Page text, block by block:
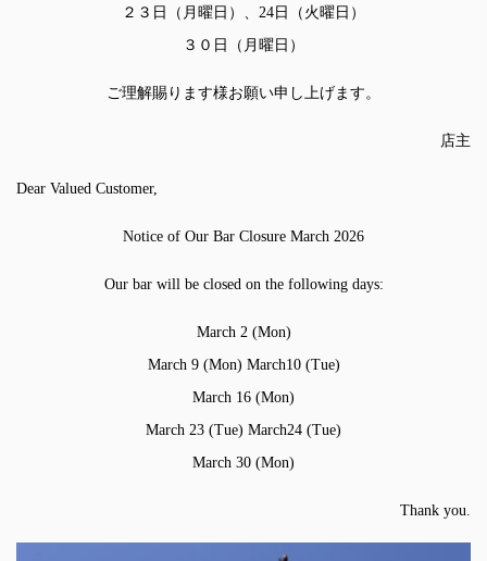
２３日（月曜日）、24日（火曜日）
３０日（月曜日）
ご理解賜ります様お願い申し上げます。
店主
Dear Valued Customer,
Notice of Our Bar Closure March 2026
Our bar will be closed on the following days:
March 2 (Mon)
March 9 (Mon) March10 (Tue)
March 16 (Mon)
March 23 (Tue) March24 (Tue)
March 30 (Mon)
Thank you.